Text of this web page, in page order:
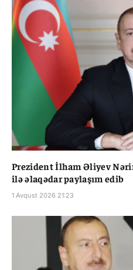
Prezident İlham Əliyev
ilə əlaqədar paylaşım edib
1 Avqust 2026 21:23